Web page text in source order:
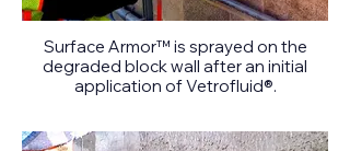
Surface Armor™ is sprayed on the
degraded block wall after an initial
application of Vetrofluid®.